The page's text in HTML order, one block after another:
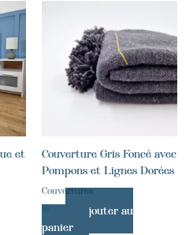
et
Couverture Gris Foncé avec
Pompons et Lignes Dorées
Couvertures
Ajouter au
panier